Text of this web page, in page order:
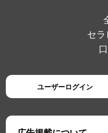
セラ
ユーザーログイン